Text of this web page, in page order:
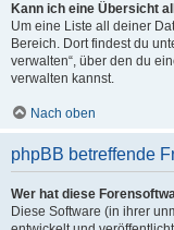
Kann ich eine Übersicht
Um eine Liste all deiner
Bereich. Dort findest du
verwalten“, über den du
verwalten kannst.
Nach oben
phpBB betreffende
Wer hat diese
Diese Software (in ihrer